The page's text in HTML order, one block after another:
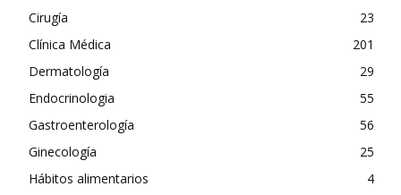
Cirugía
23
Clínica Médica
201
Dermatología
29
Endocrinologia
55
Gastroenterología
56
Ginecología
25
Hábitos alimentarios
4